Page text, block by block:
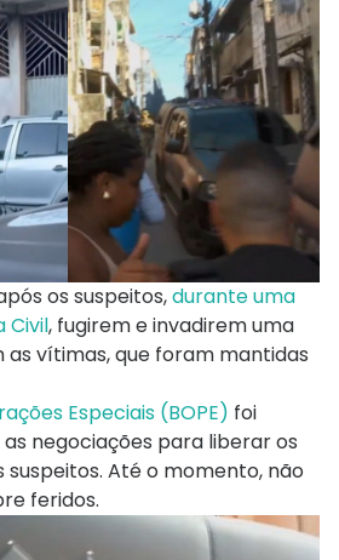
os suspeitos,durante uma
Civil, fugirem e invadirem uma
vítimas, que foram mantidas
Especiais (BOPE) foi
negociações para liberar os
Até o momento, não
feridos.